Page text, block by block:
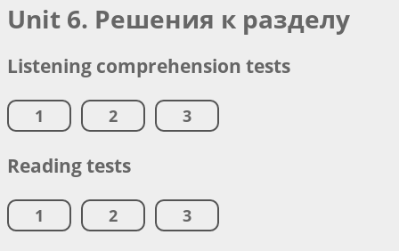
Unit 6. Решения к разделу
Listening comprehension tests
1 2 3
Reading tests
1 2 3